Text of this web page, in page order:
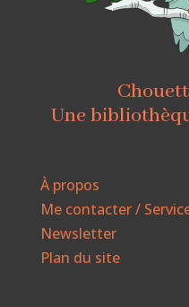
Une
À propos
Me contacter /
Newsletter
Plan du site